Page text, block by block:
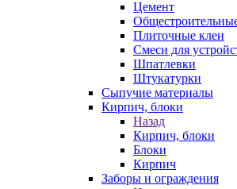
Цемент
Плиточные клеи
Смеси для
Шпатлевки
Штукатурки
Сыпучие материалы
Кирпич, блоки
Назад
Кирпич, блоки
Блоки
Кирпич
Заборы и ограждения